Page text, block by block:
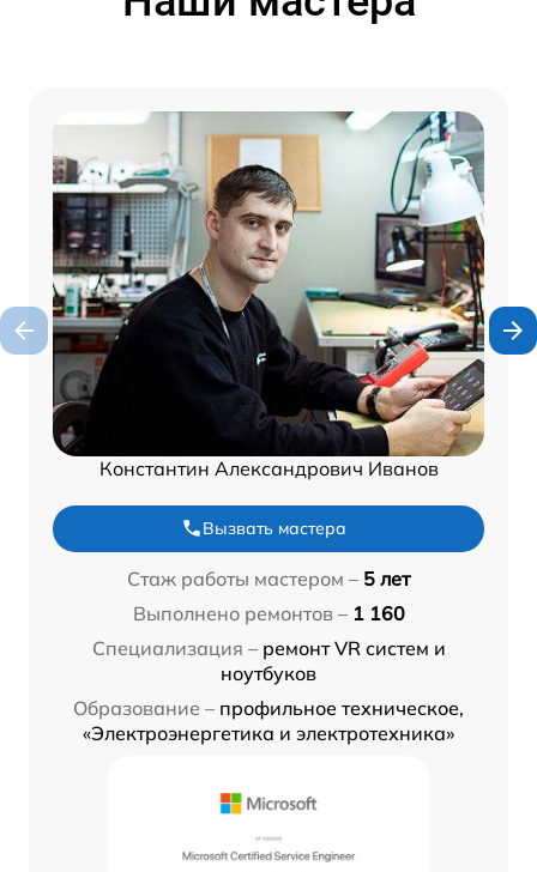
Константин Александрович Иванов
Вызвать мастера
Стаж работы мастером – 5 лет
Выполнено ремонтов – 1 160
Специализация – ремонт VR систем и
ноутбуков
Образование – профильное техническое,
«Электроэнергетика и электротехника»